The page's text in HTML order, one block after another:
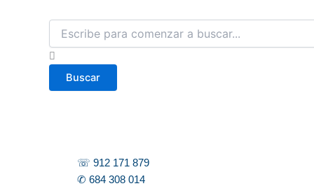
B
s
c
Buscar
☏ 912 171 879
✆ 684 308 014